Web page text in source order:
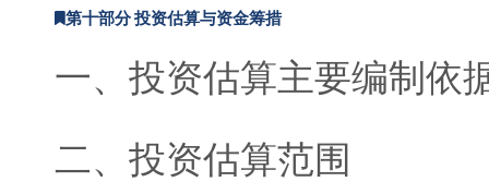
第十部分 投资估算与资金筹措
一、投资估算主要编制依
二、投资估算范围